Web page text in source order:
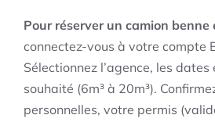
Pour réserver un camion benne
connectez-vous à votre compte
Sélectionnez l’agence, les dates
souhaité (6m³ à 20m³).
personnelles, votre permis